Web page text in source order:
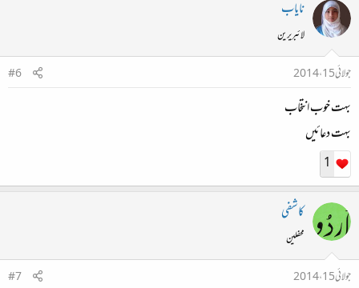
نایاب
لائبریرین
جولائی 15، 2014
#6
بہت خوب انتخاب
بہت دعائیں
1
کاشفی
محفلین
جولائی 15، 2014
#7